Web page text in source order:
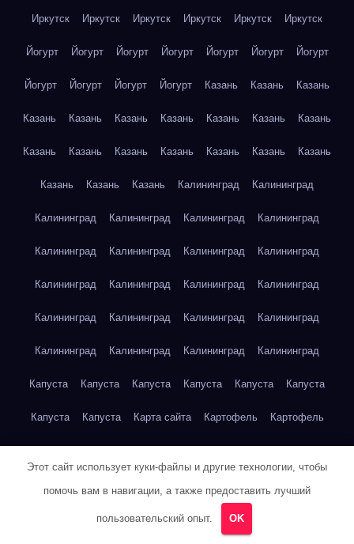
Иркутск Иркутск Иркутск Иркутск Иркутск Иркутск
Йогурт Йогурт Йогурт Йогурт Йогурт Йогурт Йогурт
Йогурт Йогурт Йогурт Йогурт Казань Казань Казань
Казань Казань Казань Казань Казань Казань Казань
Казань Казань Казань Казань Казань Казань Казань
Казань Казань Казань Калининград Калининград
Калининград Калининград Калининград Калининград
Калининград Калининград Калининград Калининград
Калининград Калининград Калининград Калининград
Калининград Калининград Калининград Калининград
Калининград Калининград Калининград Калининград
Капуста Капуста Капуста Капуста Капуста Капуста
Капуста Капуста Карта сайта Картофель Картофель
Кейптаун
Кейптаун Кейптаун Кейптаун
Этот сайт использует куки-файлы и другие технологии, чтобы
помочь вам в навигации, а также предоставить лучший
пользовательский опыт. OK